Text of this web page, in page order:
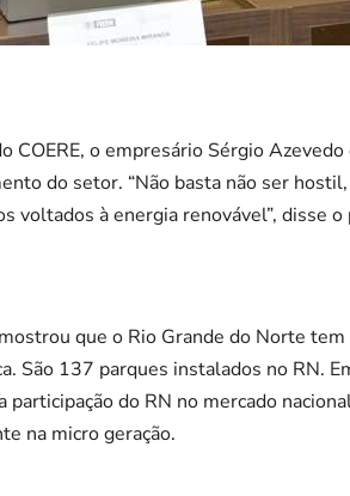
COERE, o empresário Sérgio
do setor. “Não basta não ser
voltados à energia renovável”, disse
que o Rio Grande do Norte
São 137 parques instalados no RN.
participação do RN no mercado
na micro geração.